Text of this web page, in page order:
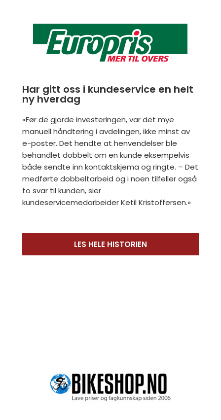
Har gitt oss i kundeservice en helt
ny hverdag
«Før de gjorde investeringen, var det mye
manuell håndtering i avdelingen, ikke minst av
e-poster. Det hendte at henvendelser ble
behandlet dobbelt om en kunde eksempelvis
både sendte inn kontaktskjema og ringte. – Det
medførte dobbeltarbeid og i noen tilfeller også
to svar til kunden, sier
kundeservicemedarbeider Ketil Kristoffersen.»
LES HELE HISTORIEN